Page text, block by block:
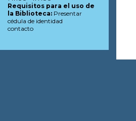
Requisitos para el uso de
la Biblioteca: Presentar
cédula de identidad
contacto